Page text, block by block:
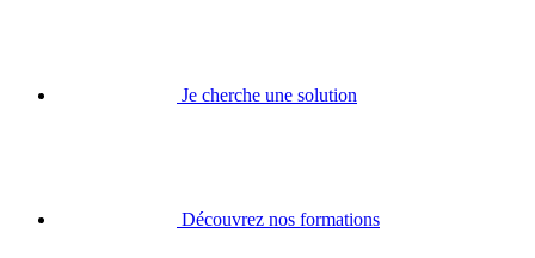
Je cherche une solution
Découvrez nos formations